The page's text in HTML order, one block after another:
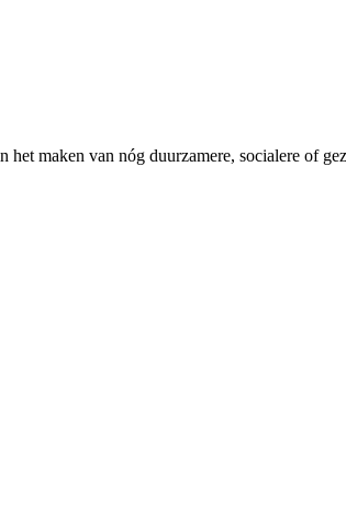
maken van nóg duurzamere, socialere of